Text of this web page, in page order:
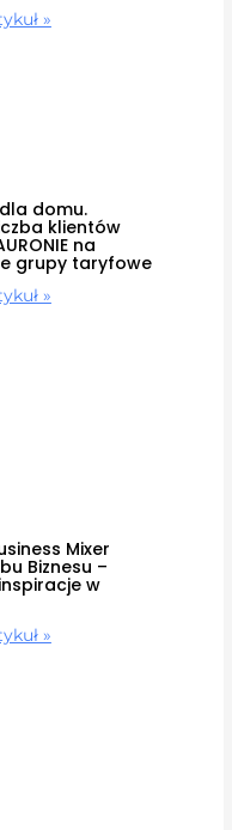
»
domu.
klientów
na
grupy taryfowe
»
Mixer
Biznesu –
w
»